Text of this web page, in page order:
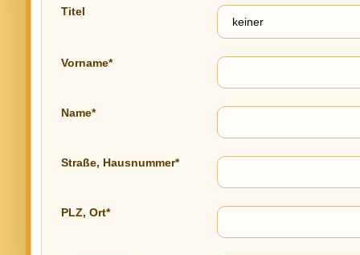
Titel
Vorname*
Name*
Straße, Hausnummer*
PLZ, Ort*